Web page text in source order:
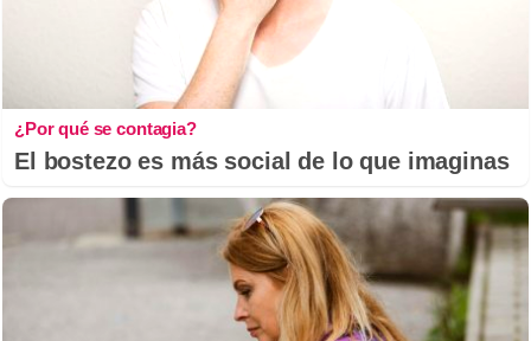
¿Por qué se contagia?
El bostezo es más social de lo que imaginas